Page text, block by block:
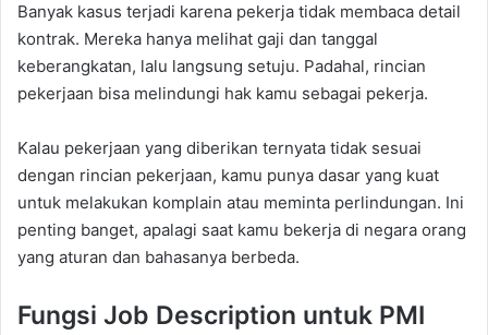
Banyak kasus terjadi karena pekerja tidak membaca detail
kontrak. Mereka hanya melihat gaji dan tanggal
keberangkatan, lalu langsung setuju. Padahal, rincian
pekerjaan bisa melindungi hak kamu sebagai pekerja.
Kalau pekerjaan yang diberikan ternyata tidak sesuai
dengan rincian pekerjaan, kamu punya dasar yang kuat
untuk melakukan komplain atau meminta perlindungan. Ini
penting banget, apalagi saat kamu bekerja di negara orang
yang aturan dan bahasanya berbeda.
Fungsi Job Description untuk PMI